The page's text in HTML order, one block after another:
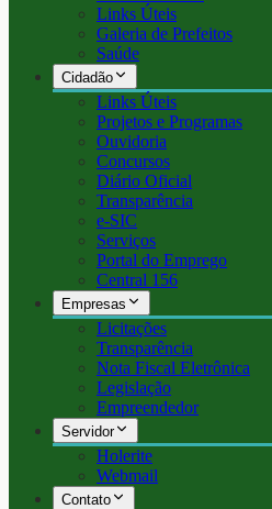
Links Úteis
Galeria de Prefeitos
Saúde
Cidadão
Links Úteis
Projetos e Programas
Ouvidoria
Concursos
Diário Oficial
Transparência
e-SIC
Serviços
Portal do Emprego
Central 156
Empresas
Licitações
Transparência
Nota Fiscal Eletrônica
Legislação
Empreendedor
Servidor
Holerite
Webmail
Contato